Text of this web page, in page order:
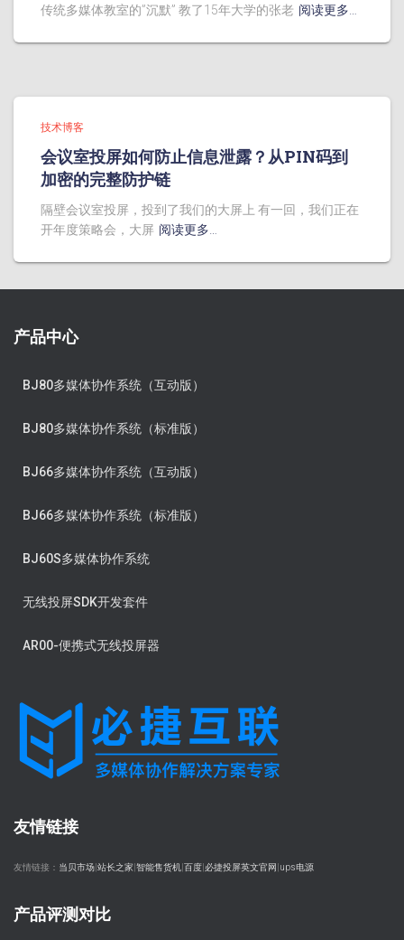
传统多媒体教室的”沉默” 教了15年大学的张老 阅读更多…
技术博客
会议室投屏如何防止信息泄露？从PIN码到
加密的完整防护链
隔壁会议室投屏，投到了我们的大屏上 有一回，我们正在
开年度策略会，大屏 阅读更多…
产品中心
BJ80多媒体协作系统（互动版）
BJ80多媒体协作系统（标准版）
BJ66多媒体协作系统（互动版）
BJ66多媒体协作系统（标准版）
BJ60S多媒体协作系统
无线投屏SDK开发套件
AR00-便携式无线投屏器
友情链接
友情链接： 当贝市场 站长之家 智能售货机 百度 必捷投屏英文官网 ups电源
产品评测对比